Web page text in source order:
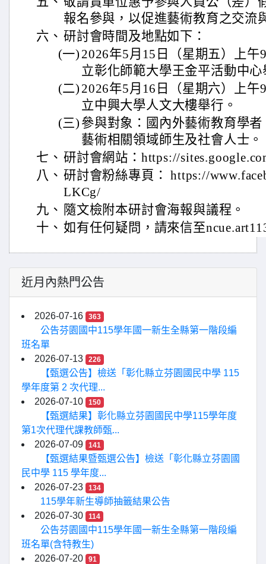
報名參與，以促進藝術教育之交流
六、 研討會時間及地點如下：
(一) 2026年5月15日（星期五）上午
立彰化師範大學王金平活動中心
(二) 2026年5月16日（星期六）上午
立中興大學人文大樓舉行。
(三) 參與對象：國內外藝術教育學
藝術相關領域師生及社會人士。
七、 研討會網站：https://
八、 研討會粉絲專頁： https://
LKCg/
九、 隨文檢附本研討會海報與議程。
十、 如有任何疑問，請來信至
近月內熱門公告
2026-07-16 363
公告芬園國中115學年國一新生全縣第一階段編
班名單
2026-07-13
226
【甄選公告】檢送「彰化縣立芬園國民中學 115
學年度第 2 次代理...
2026-07-10
150
【甄選結果】彰化縣立芬園國民中學115學年度
第1次代理代課教師甄...
2026-07-09
141
【甄選結果暨甄選公告】檢送「彰化縣立芬園國
民中學 115 學年度...
2026-07-23
134
115學年新生導師抽籤結果公告
2026-07-30
114
公告芬園國中115學年國一新生全縣第一階段編
班名單(含特教生)
2026-07-20
91